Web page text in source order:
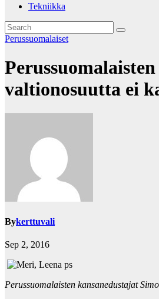
Tekniikka
Perussuomalaiset
valtionosuutta ei
Bykerttuvali
Sep 2, 2016
Perussuomalaisten kansanedustajat